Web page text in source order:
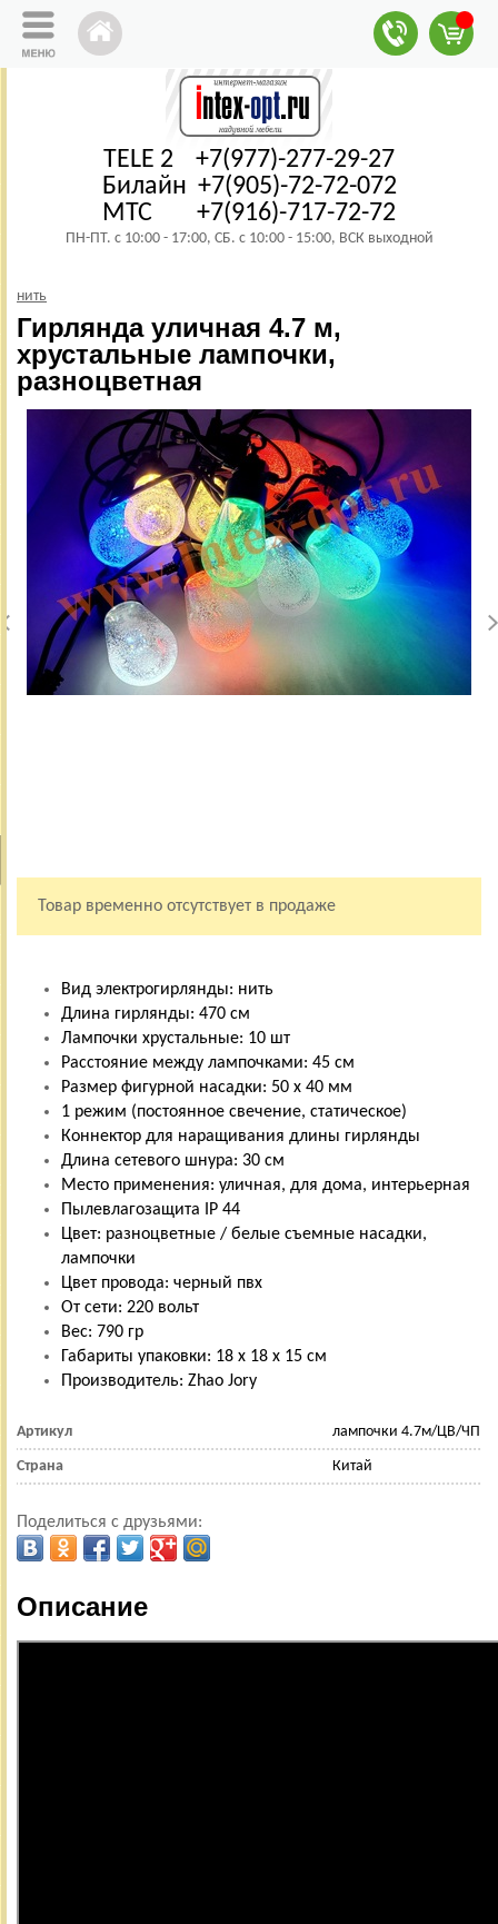
TELE 2 +7(977)-277-29-27
Билайн +7(905)-72-72-072
МТС +7(916)-717-72-72
ПН-ПТ. с 10:00 - 17:00, СБ. с 10:00 - 15:00, ВСК выходной
нить
Гирлянда уличная 4.7 м,
хрустальные лампочки,
разноцветная
Товар временно отсутствует в продаже
Вид электрогирлянды: нить
Длина гирлянды: 470 см
Лампочки хрустальные: 10 шт
Расстояние между лампочками: 45 см
Размер фигурной насадки: 50 х 40 мм
1 режим (постоянное свечение, статическое)
Коннектор для наращивания длины гирлянды
Длина сетевого шнура: 30 см
Место применения: уличная, для дома, интерьерная
Пылевлагозащита IP 44
Цвет: разноцветные / белые съемные насадки,
лампочки
Цвет провода: черный пвх
От сети: 220 вольт
Вес: 790 гр
Габариты упаковки: 18 х 18 х 15 см
Производитель: Zhao Jory
Артикул лампочки 4.7м/ЦВ/ЧП
Страна Китай
Поделиться с друзьями:
Описание